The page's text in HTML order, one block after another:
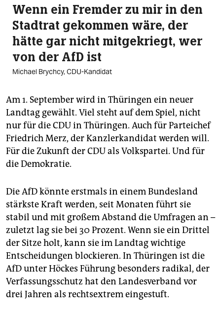
Wenn ein Fremder zu mir in den
Stadtrat gekommen wäre, der
hätte gar nicht mitgekriegt, wer
von der AfD ist
Michael Brychcy, CDU-Kandidat
Am 1. September wird in Thüringen ein neuer
Landtag gewählt. Viel steht auf dem Spiel, nicht
nur für die CDU in Thüringen. Auch für Parteichef
Friedrich Merz, der Kanzlerkandidat werden will.
Für die Zukunft der CDU als Volkspartei. Und für
die Demokratie.
Die AfD könnte erstmals in einem Bundesland
stärkste Kraft werden, seit Monaten führt sie
stabil und mit großem Abstand die Umfragen an –
zuletzt lag sie bei 30 Prozent. Wenn sie ein Drittel
der Sitze holt, kann sie im Landtag wichtige
Entscheidungen blockieren. In Thüringen ist die
AfD unter Höckes Führung besonders radikal, der
Verfassungsschutz hat den Landesverband vor
drei Jahren als rechtsextrem eingestuft.